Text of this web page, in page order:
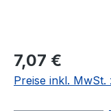
7,07 €
Preise inkl.